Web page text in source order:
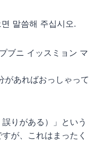
말씀해 주십시오.
ブニ イッスミョン マ
があればおっしゃって
りがある）」という
が、これはまったく